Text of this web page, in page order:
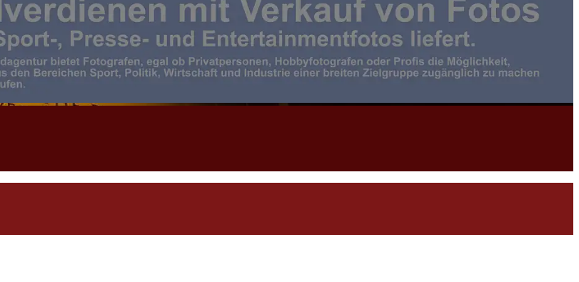
| Sport | Presse- u. Fotojournalist:in |